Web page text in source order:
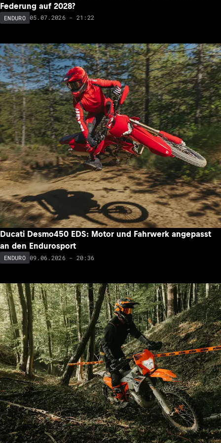
Federung auf 2028?
ENDURO 05.07.2026 - 21:22
Ducati Desmo450 EDS: Motor und Fahrwerk angepasst
an den Endurosport
ENDURO 09.06.2026 - 20:36